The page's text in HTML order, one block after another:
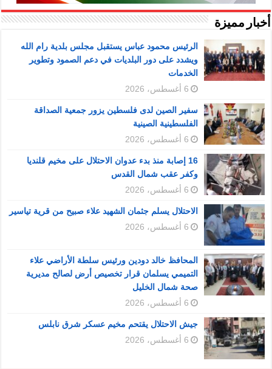
أخبار مميزة
الرئيس محمود عباس يستقبل مجلس بلدية رام الله
ويشدد على دور البلديات في دعم الصمود وتطوير
الخدمات
6 أغسطس، 2026
سفير الصين لدى فلسطين يزور جمعية الصداقة
الفلسطينية الصينية
6 أغسطس، 2026
16 إصابة منذ بدء عدوان الاحتلال على مخيم قلنديا
وكفر عقب شمال القدس
6 أغسطس، 2026
الاحتلال يسلم جثمان الشهيد علاء صبيح من قرية تياسير
6 أغسطس، 2026
المحافظ خالد دودين ورئيس سلطة الأراضي علاء
التميمي يسلمان قرار تخصيص أرض لصالح مديرية
صحة شمال الخليل
6 أغسطس، 2026
جيش الاحتلال يقتحم مخيم عسكر شرق نابلس
6 أغسطس، 2026